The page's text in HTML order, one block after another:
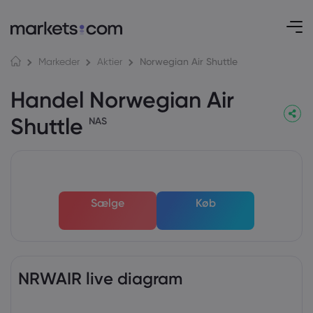
Markeder Aktier Norwegian Air Shuttle
Handel Norwegian Air
Shuttle NAS
Sælge Køb
NRWAIR live diagram